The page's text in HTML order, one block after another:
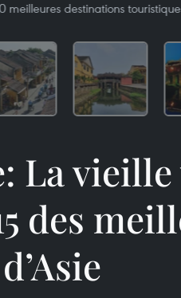
meilleures destinations
La
des
d’Asie